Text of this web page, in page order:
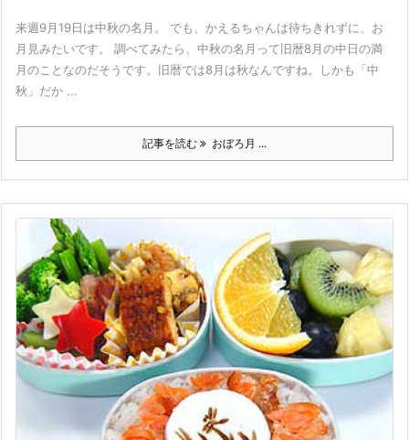
来週9月19日は中秋の名月。 でも、かえるちゃんは待ちきれずに、お
月見みたいです。 調べてみたら、中秋の名月って旧暦8月の中日の満
月のことなのだそうです。旧暦では8月は秋なんですね。しかも「中
秋」だか ...
記事を読む おぼろ月 ...